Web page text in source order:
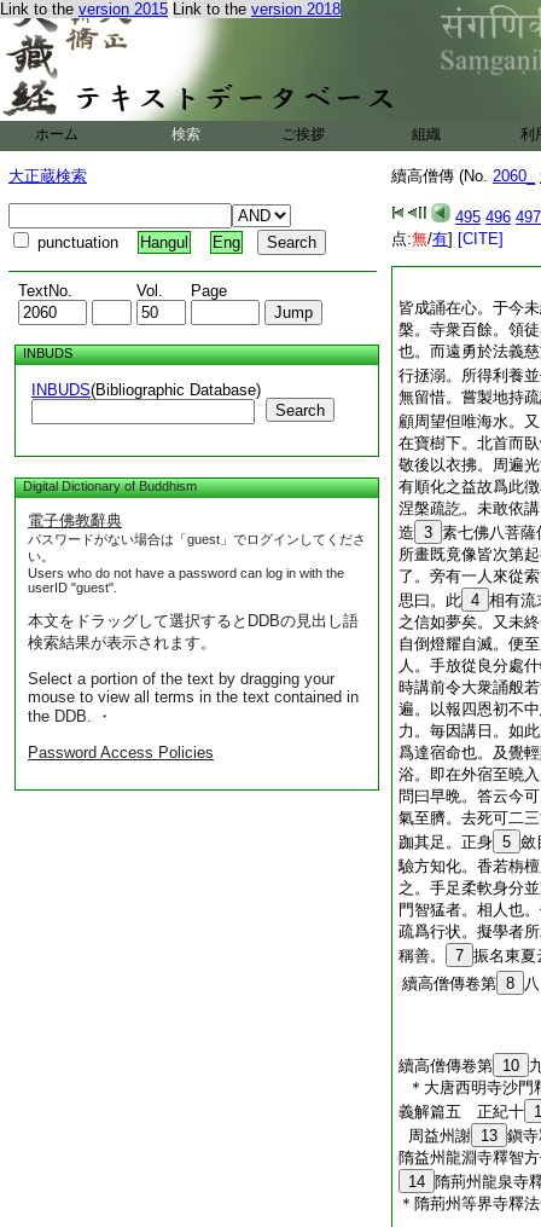
Link to the version 2015 Link to the version 2018
ホーム 検索 ご挨拶 組織 利
大正蔵検索
punctuation Hangul Eng
TextNo. Vol. Page
INBUDS
INBUDS(Bibliographic Database)
Search
Digital Dictionary of Buddhism
電子佛教辭典
パスワードがない場合は「guest」でログインしてくださ
い。
Users who do not have a password can log in with the
userID "guest".
本文をドラッグして選択するとDDBの見出し語
検索結果が表示されます。
Select a portion of the text by dragging your
mouse to view all terms in the text contained in
the DDB. ・
Password Access Policies
續高僧傳 (No. 2060_
495 496 497
点:無/有] [CITE]
皆成誦在心。于今
槃。寺衆百餘。領
也。而遠勇於法義
行拯溺。所得利養
無留惜。嘗製地持
顧周望但唯海水。
在寶樹下。北首而
敬後以衣拂。周遍
有順化之益故爲此
涅槃疏訖。未敢依
造 3 素七佛八菩薩
所畫既竟像皆次第
了。旁有一人來從
思曰。此 4 相有流
之信如夢矣。又未
自倒燈耀自滅。便
人。手放從良分處
時講前令大衆誦般
遍。以報四恩初不
力。毎因講日。如
爲達宿命也。及覺
浴。即在外宿至曉
問曰早晩。答云今
氣至臍。去死可二
跏其足。正身 5 斂
驗方知化。香若栴
之。手足柔軟身分
門智猛者。相人也
疏爲行状。擬學者
稱善。
7 振名東夏
續高僧傳卷第 8 八
續高僧傳卷第 10
＊大唐西明寺沙門
義解篇五 正紀十
周益州謝 13 鎭
隋益州龍淵寺釋智
14 隋荊州龍泉寺
＊隋荊州等界寺釋